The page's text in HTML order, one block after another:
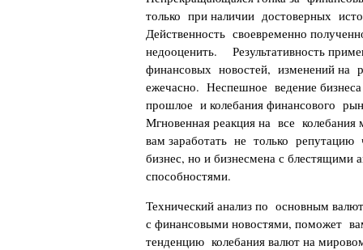
только при наличии достоверных
Действенность своевременно
недооценить. Результативность
финансовых новостей, изменений на
ежечасно. Неспешное ведение
прошлое и колебания финансового
Мгновенная реакция на все
вам заработать не только
бизнес, но и бизнесмена с блестящими
способностями.
Технический анализ по основным
с финансовыми новостями, поможет
тенденцию колебания валют на